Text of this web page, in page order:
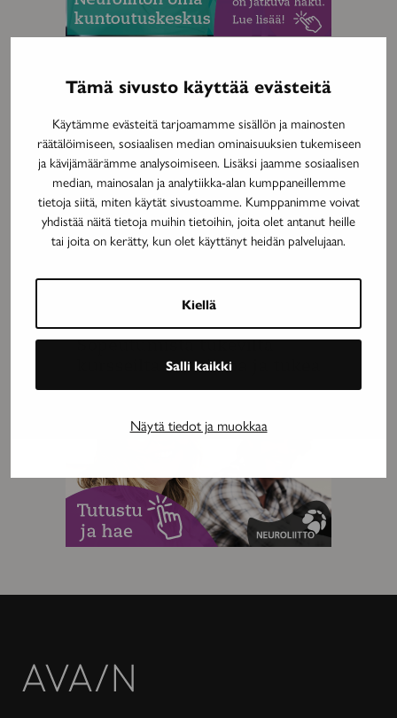
Tämä sivusto käyttää evästeitä
Käytämme evästeitä tarjoamamme sisällön ja mainosten
räätälöimiseen, sosiaalisen median ominaisuuksien tukemiseen
ja kävijämäärämme analysoimiseen. Lisäksi jaamme sosiaalisen
median, mainosalan ja analytiikka-alan kumppaneillemme
tietoja siitä, miten käytät sivustoamme. Kumppanimme voivat
yhdistää näitä tietoja muihin tietoihin, joita olet antanut heille
tai joita on kerätty, kun olet käyttänyt heidän palvelujaan.
Kiellä
Salli kaikki
Näytä tiedot ja muokkaa
MAINOS
MAINOS
Avain-
lehti